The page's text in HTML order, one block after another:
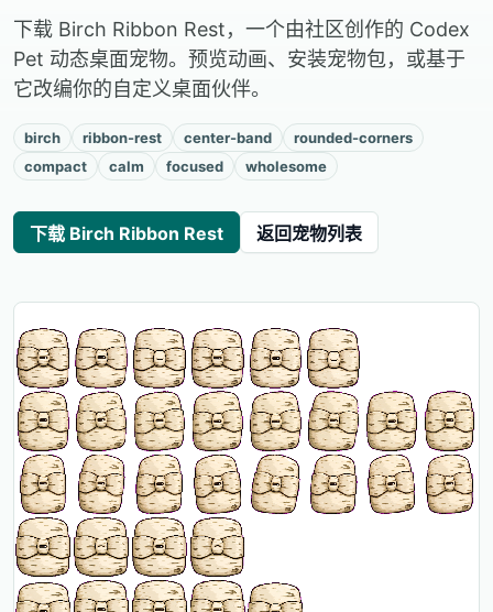
下载 Birch Ribbon Rest，一个由社区创作的 Codex
Pet 动态桌面宠物。预览动画、安装宠物包，或基于
它改编你的自定义桌面伙伴。
birch ribbon-rest center-band
rounded-corners
compact
calm focused wholesome
下载 Birch Ribbon Rest 返回宠物列表